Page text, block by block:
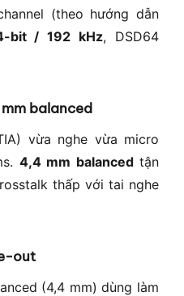
(theo hướng dẫn
bit / 192 kHz, DSD64
balanced
vừa nghe vừa micro
4,4 mm balancedtận
thấp với tai nghe
out
(4,4 mm) dùng làm